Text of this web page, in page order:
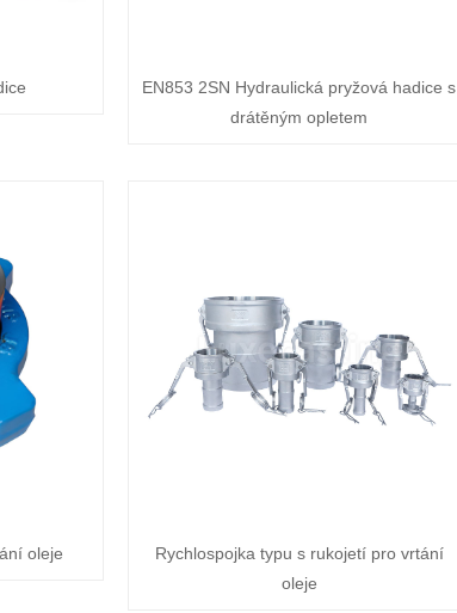
EN853 2SN Hydraulická pryžová hadice s
drátěným opletem
oleje
Rychlospojka typu s rukojetí pro vrtání
oleje